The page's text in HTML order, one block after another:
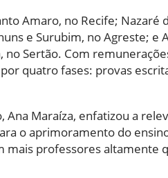
Amaro, no Recife; Nazaré
e Surubim, no Agreste; e
no Sertão. Com
quatro fases: provas
Ana Maraíza, enfatizou a
o aprimoramento do
mais professores altamente